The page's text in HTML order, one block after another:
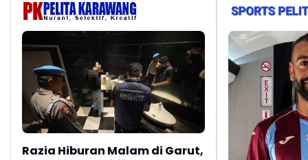
Razia Hiburan Malam di Garut,